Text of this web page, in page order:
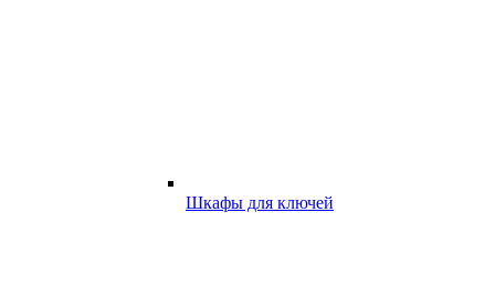
Шкафы для ключей